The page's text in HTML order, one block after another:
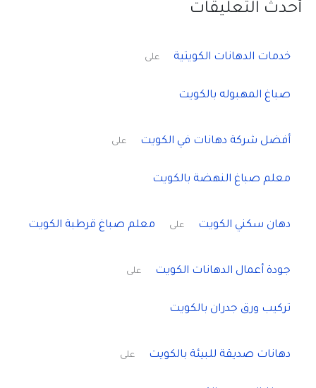
أحدث التعليقات
خدمات الدهانات الكويتية على
صباغ المهبوله بالكويت
أفضل شركة دهانات في الكويت على
معلم صباغ النهضة بالكويت
دهان سكني الكويت على معلم صباغ قرطبة الكويت
جودة أعمال الدهانات الكويت على
تركيب ورق جدران بالكويت
دهانات صديقة للبيئة بالكويت على